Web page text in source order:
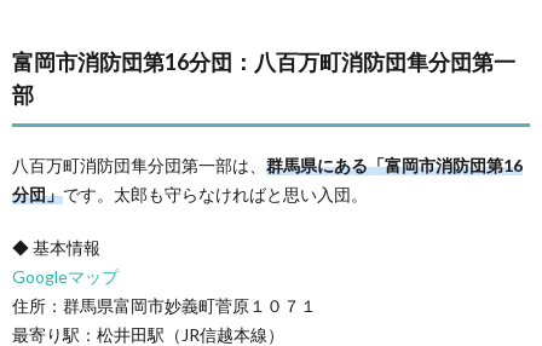
富岡市消防団第16分団：八百万町消防団隼分団第一
部
八百万町消防団隼分団第一部は、 群馬県にある「富岡市消防団第16
分団」です。太郎も守らなければと思い入団。
◆ 基本情報
Googleマップ
住所：群馬県富岡市妙義町菅原１０７１
最寄り駅：松井田駅（JR信越本線）